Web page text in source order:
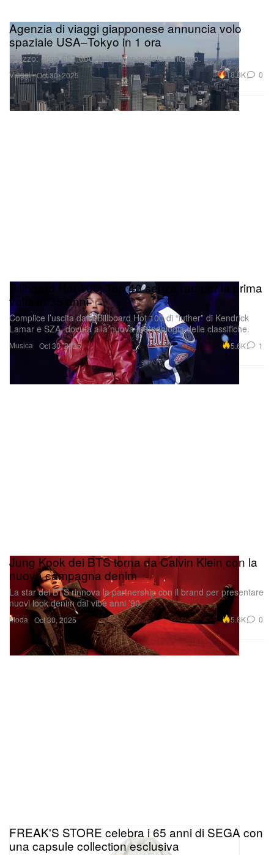
Viaggi
Agenzia di viaggi giapponese annuncia volo
spaziale USA–Tokyo in 1 ora
Prezzo: circa 657.000 dollari per andata e ritorno.
Oct 30, 2025 18.8K 0
Musica
Billboard Hot 100: Top 40 senza rap per la prima
volta in 35 anni
Complice l’uscita dalla Billboard Hot 100 di “luther” di Kendrick
Lamar e SZA, dovuta alla nuova metodologia delle classifiche.
Oct 30, 2025 5.6K 1
Moda
Jung Kook dei BTS torna da Calvin Klein con la
nuova campagna denim
La star dei BTS rinnova la partnership con il brand per presentare
nuovi look denim dal vibe anni ’90.
Oct 30, 2025 5.8K 0
FREAK'S STORE celebra i 65 anni di SEGA con
una capsule collection esclusiva